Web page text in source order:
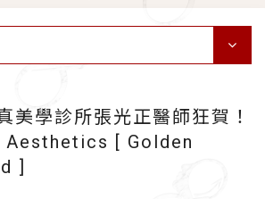
學診所張光正醫師狂賀！
Aesthetics [ Golden
]